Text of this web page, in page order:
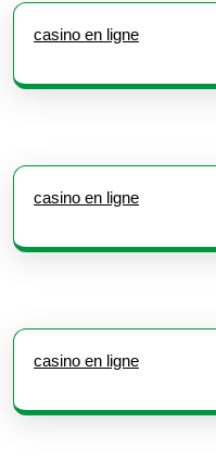
casino en ligne
casino en ligne
casino en ligne